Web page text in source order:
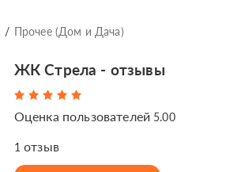
Прочее (Дом и Дача)
ЖК Стрела - отзывы
Оценка пользователей 5.00
1 отзыв